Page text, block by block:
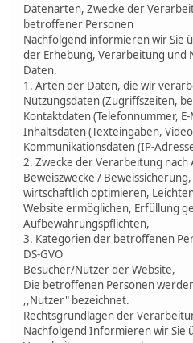
Datenarten, Zwecke der
betroffener Personen
Nachfolgend informieren wir Sie
der Erhebung, Verarbeitung und
Daten.
1. Arten der Daten, die wir
Nutzungsdaten (Zugriffszeiten,
Kontaktdaten (Telefonnummer, E-
Inhaltsdaten (Texteingaben,
Kommunikationsdaten (IP-
2. Zwecke der Verarbeitung nach
Beweiszwecke /
wirtschaftlich optimieren,
Website ermöglichen, Erfüllung
Aufbewahrungspflichten,
3. Kategorien der betroffenen
DS-GVO
Besucher/Nutzer der Website,
Die betroffenen Personen
,,Nutzer" bezeichnet.
Rechtsgrundlagen der
Nachfolgend Informieren wir Sie